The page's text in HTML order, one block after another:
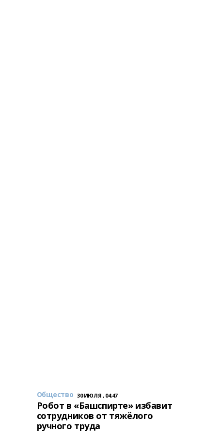
Общество 30 ИЮЛЯ , 04:47
Робот в «Башспирте» избавит
сотрудников от тяжёлого
ручного труда